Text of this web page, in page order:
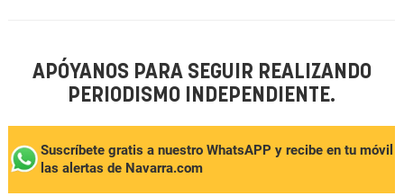
APÓYANOS PARA SEGUIR REALIZANDO
PERIODISMO INDEPENDIENTE.
Suscríbete gratis a nuestro WhatsAPP y recibe en tu móvil
las alertas de Navarra.com